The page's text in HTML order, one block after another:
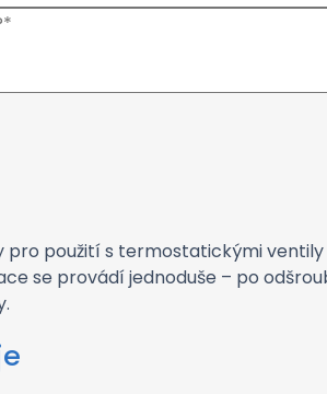
pro použití s termostatickými
se provádí jednoduše – po